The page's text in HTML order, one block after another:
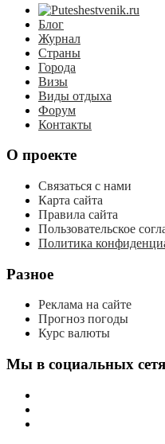
Блог
Журнал
Страны
Города
Визы
Виды отдыха
Форум
Контакты
О проекте
Связаться с нами
Карта сайта
Правила сайта
Пользовательское
Политика
Разное
Реклама на сайте
Прогноз погоды
Курс валюты
Мы в социальных